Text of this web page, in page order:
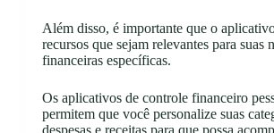
Além disso, é importante que o
recursos que sejam relevantes para suas
financeiras específicas.
Os aplicativos de controle financeiro
permitem que você personalize suas